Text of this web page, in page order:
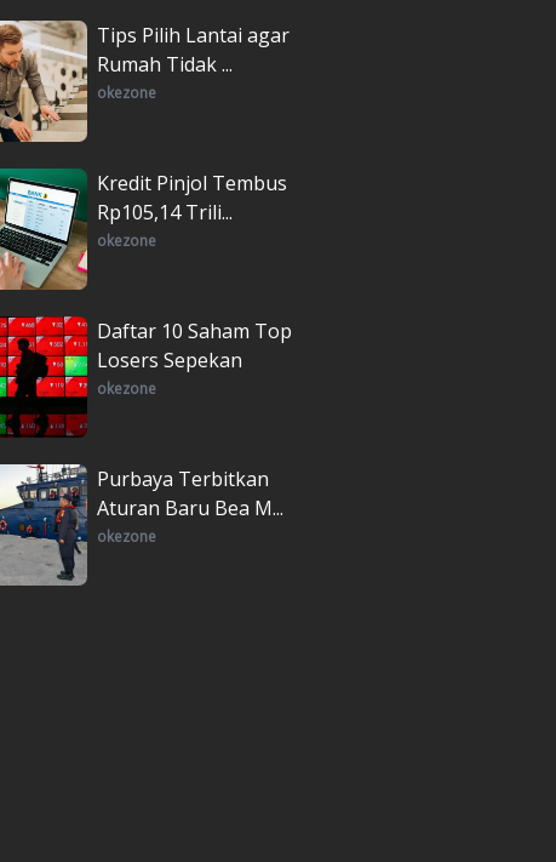
Tips Pilih Lantai agar
Rumah Tidak ...
okezone
Kredit Pinjol Tembus
Rp105,14 Trili...
okezone
Daftar 10 Saham Top
Losers Sepekan
okezone
Purbaya Terbitkan
Aturan Baru Bea M...
okezone